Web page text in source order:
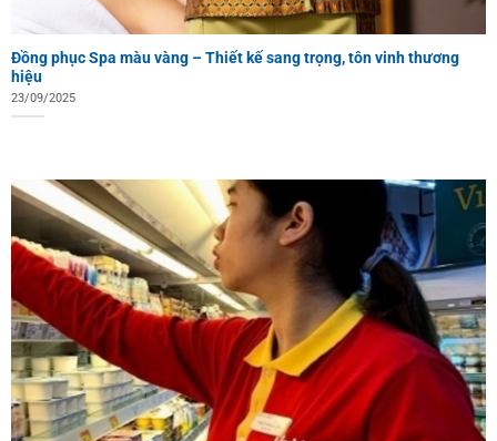
Đồng phục Spa màu vàng – Thiết kế sang trọng, tôn vinh thương
hiệu
23/09/2025